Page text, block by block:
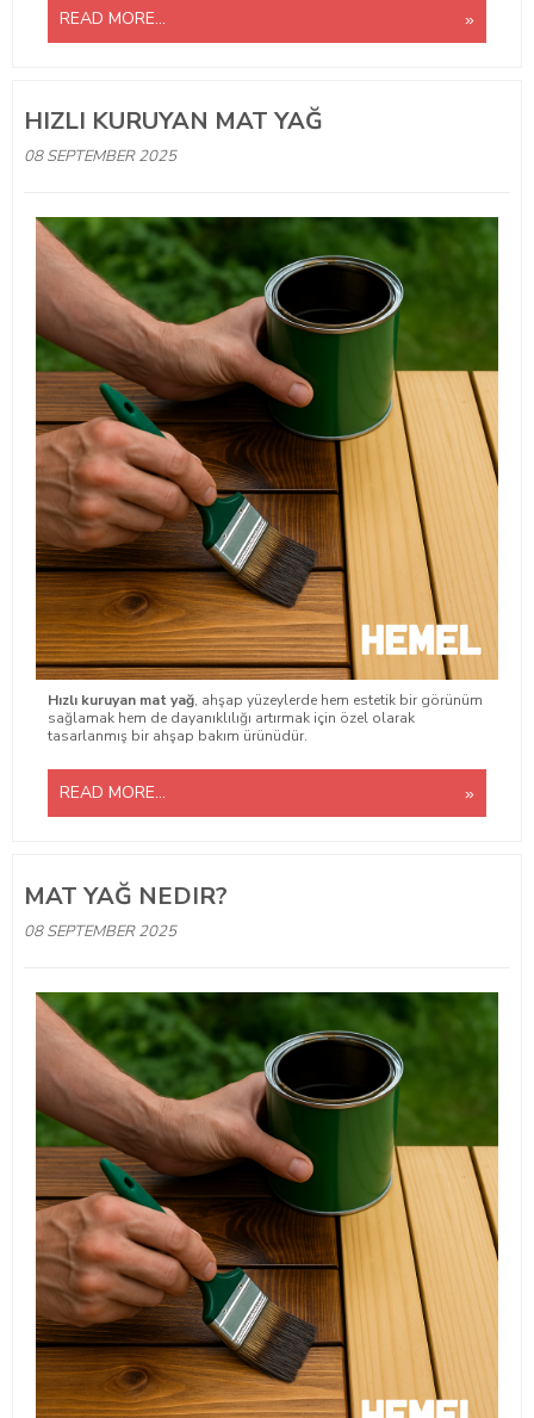
READ MORE...
HIZLI KURUYAN MAT YAĞ
08 SEPTEMBER 2025
Hızlı kuruyan mat yağ, ahşap yüzeylerde hem estetik bir görünüm
sağlamak hem de dayanıklılığı artırmak için özel olarak
tasarlanmış bir ahşap bakım ürünüdür.
READ MORE...
MAT YAĞ NEDIR?
08 SEPTEMBER 2025